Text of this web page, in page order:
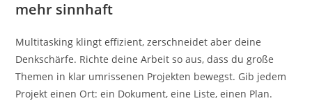
mehr sinnhaft
Multitasking klingt effizient, zerschneidet aber deine
Denkschärfe. Richte deine Arbeit so aus, dass du große
Themen in klar umrissenen Projekten bewegst. Gib jedem
Projekt einen Ort: ein Dokument, eine Liste, einen Plan.